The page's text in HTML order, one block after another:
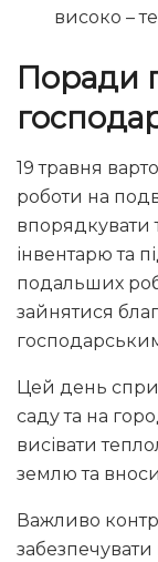
високо –
Поради
19 травня
роботи на
впорядкувати
інвентарю та
подальших
зайнятися
Цей день
саду та на
висівати
землю та
Важливо